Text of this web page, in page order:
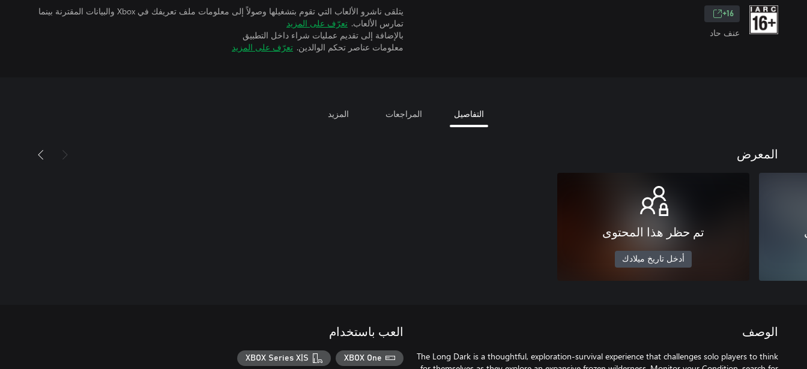
16+
عنف حاد
يتلقى ناشرو الألعاب التي تقوم بتشغيلها وصولاً إلى معلومات ملف تعريفك في Xbox والبيانات المقترنة بينما
تمارس الألعاب. تعرّف على المزيد
بالإضافة إلى تقديم عمليات شراء داخل التطبيق
معلومات عناصر تحكم الوالدين. تعرّف على المزيد
التفاصيل المراجعات المزيد
المعرض
تم حظر هذا المحتوى
أدخل تاريخ ميلادك
الوصف
The Long Dark is a thoughtful, exploration-survival experience that challenges solo players to think
العب باستخدام
XBOX One
XBOX Series X|S